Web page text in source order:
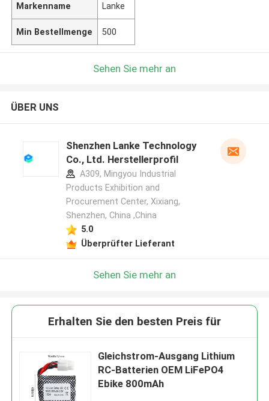
Markenname Lanke
Min Bestellmenge 500
Sehen Sie mehr an
ÜBER UNS
Shenzhen Lanke Technology
Co., Ltd. Herstellerprofil
A309, Mingyou Industrial
Products Exhibition and
Procurement Center, Xixiang,
Shenzhen, China ,China
5.0
Überprüfter Lieferant
Sehen Sie mehr an
Erhalten Sie den besten Preis für
Gleichstrom-Ausgang Lithium
RC-Batterien OEM LiFePO4
Ebike 800mAh